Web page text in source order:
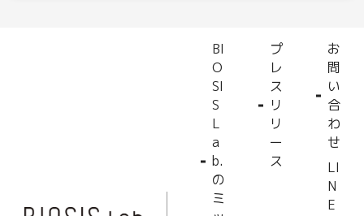
BI
O
SI
S
L
a
b.
の
ミ
プ
レ
ス
リ
リ
ー
ス
お
問
い
合
わ
せ
LI
N
E